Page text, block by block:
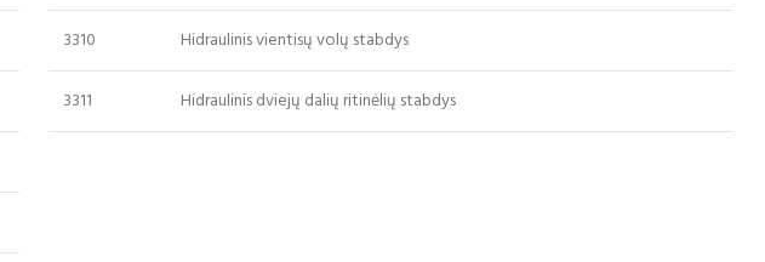
3310 Hidraulinis vientisų volų stabdys
3311 Hidraulinis dviejų dalių ritinėlių stabdys